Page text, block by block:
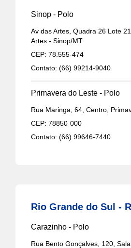
Sinop - Polo
Av das Artes, Quadra 26 Lote
Artes - Sinop/MT
CEP: 78.555-474
Contato: (66) 99214-9040
Primavera do Leste - Polo
Rua Maringa, 64, Centro,
CEP: 78850-000
Contato: (66) 99646-7440
Rio Grande do Sul -
Carazinho - Polo
Rua Bento Gonçalves, 120,